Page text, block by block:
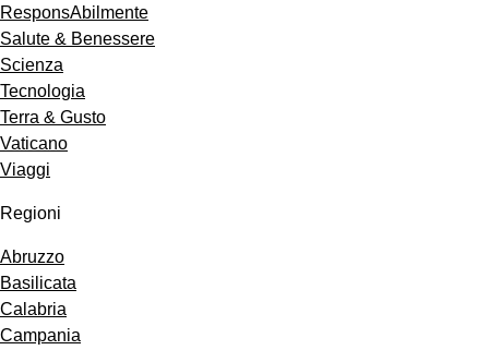
ResponsAbilmente
Salute & Benessere
Scienza
Tecnologia
Terra & Gusto
Vaticano
Viaggi
Regioni
Abruzzo
Basilicata
Calabria
Campania